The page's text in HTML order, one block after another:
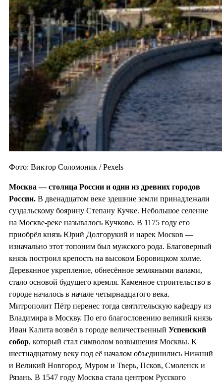
Фото: Виктор Соломоник / Pexels
Москва — столица России и один из древних городов
России. В двенадцатом веке здешние земли принадлежали
суздальскому боярину Степану Кучке. Небольшое селение
на Москве-реке называлось Кучково. В 1175 году его
приобрёл князь Юрий Долгорукий и нарек Москов —
изначально этот топоним был мужского рода. Благоверный
князь построил крепость на высоком Боровицком холме.
Деревянное укрепление, обнесённое земляными валами,
стало основой будущего кремля. Каменное строительство в
городе началось в начале четырнадцатого века.
Митрополит Пётр перенес тогда святительскую кафедру из
Владимира в Москву. По его благословению великий князь
Иван Калита возвёл в городе величественный Успенский
собор, который стал символом возвышения Москвы. К
шестнадцатому веку под её началом объединились Нижний
и Великий Новгород, Муром и Тверь, Псков, Смоленск и
Рязань. В 1547 году Москва стала центром Русского